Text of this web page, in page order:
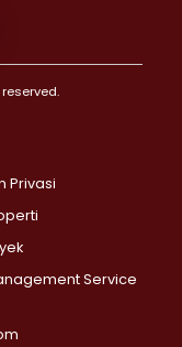
>
Privasi
Service